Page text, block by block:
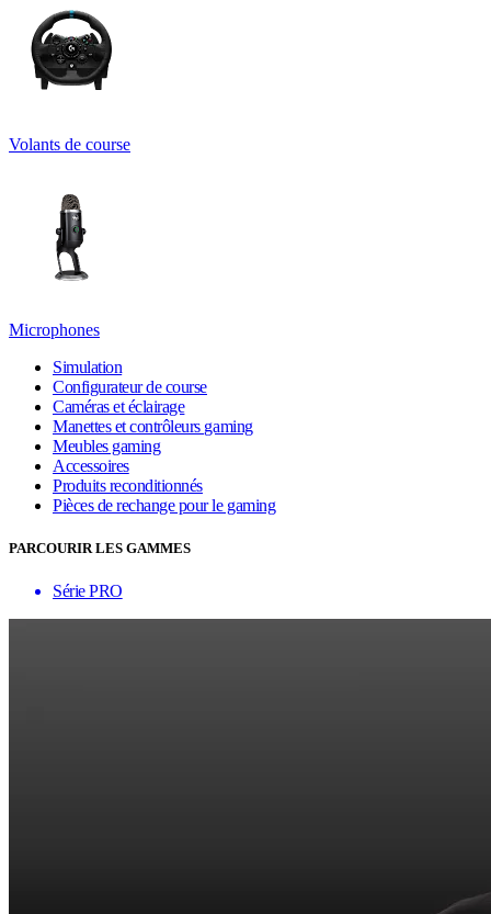
Volants de course
Microphones
Simulation
Configurateur de course
Caméras et éclairage
Manettes et contrôleurs gaming
Meubles gaming
Accessoires
Produits reconditionnés
Pièces de rechange pour le gaming
PARCOURIR LES GAMMES
Série PRO